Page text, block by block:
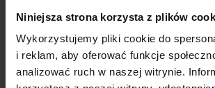
Niniejsza strona korzysta z plików
Wykorzystujemy pliki cookie do
i reklam, aby oferować funkcje
analizować ruch w naszej witrynie.
Cechy obiektu
2 sypialnie 2